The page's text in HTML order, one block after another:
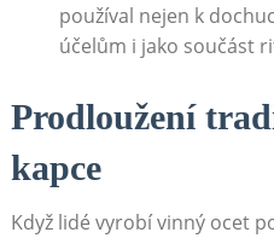
⁤používal ​nejen k
účelům i jako součást
Prodloužení
kapce
Když ⁣lidé ‌vyrobí vinný ocet